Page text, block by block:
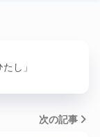
し」
次の記事